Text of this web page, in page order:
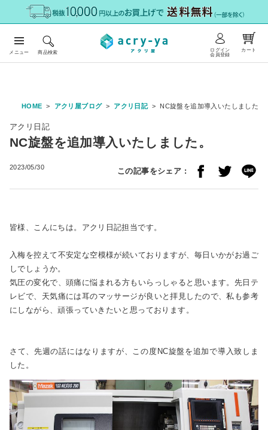
メニュー 商品検索
ログイン
会員登録
カート
HOME アクリ屋ブログ アクリ日記 NC旋盤を追加導入いたしました。
アクリ日記
NC旋盤を追加導入いたしました。
2023/05/30 この記事をシェア :
皆様、こんにちは。アクリ日記担当です。
入梅を控えて不安定な空模様が続いておりますが、毎日いかがお過ご
しでしょうか。
気圧の変化で、頭痛に悩まれる方もいらっしゃると思います。先日テ
レビで、天気痛には耳のマッサージが良いと拝見したので、私も参考
にしながら、頑張っていきたいと思っております。
さて、先週の話にはなりますが、この度NC旋盤を追加で導入致しま
した。